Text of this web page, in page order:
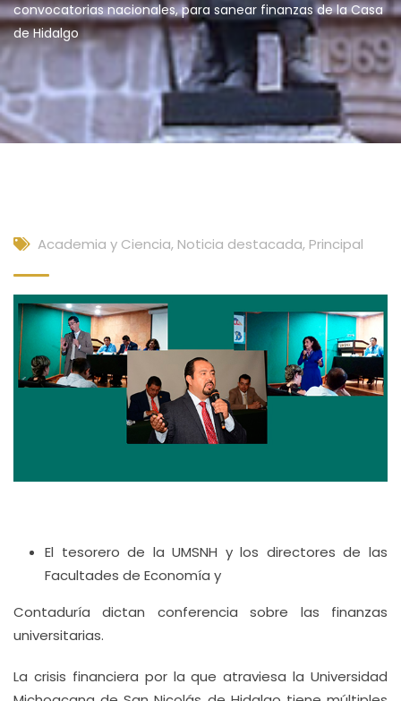
convocatorias nacionales, para sanear finanzas de la Casa
de Hidalgo
Academia y Ciencia, Noticia destacada, Principal
El tesorero de la UMSNH y los directores de las
Facultades de Economía y
Contaduría dictan conferencia sobre las finanzas
universitarias.
La crisis financiera por la que atraviesa la Universidad